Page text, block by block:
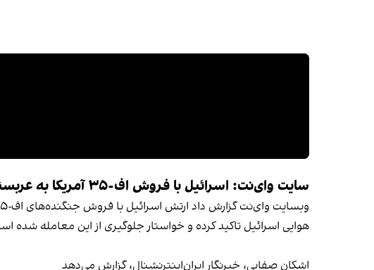
سایت وای‌نت: اسرائیل با فروش اف-۳۵ آمریکا به عربستان سعودی مخالفت کرده است
هوایی اسرائیل تاکید کرده و خواستار جلوگیری از این معامله شده
اشکان صفایی، خبرنگار ایران‌اینترنشنال، گزارش می‌دهد